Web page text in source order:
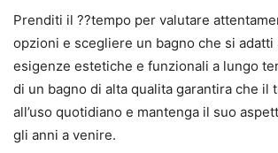
Prenditi il ??tempo per valutare
opzioni e scegliere un bagno che si adatti
esigenze estetiche e funzionali a lungo
di un bagno di alta qualita garantira che il
all’uso quotidiano e mantenga il suo
gli anni a venire.